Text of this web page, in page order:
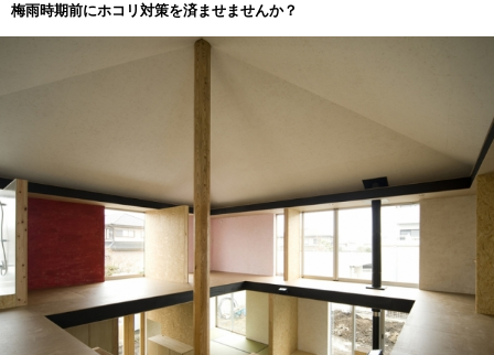
梅雨時期前にホコリ対策を済ませませんか？